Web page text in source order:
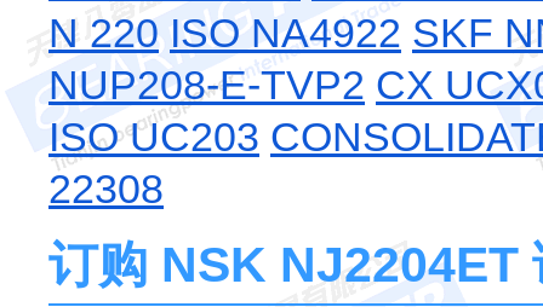
N 220 ISO NA4922 SKF
NUP208-E-TVP2 CX
ISO UC203
22308
订购 NSK NJ2204ET